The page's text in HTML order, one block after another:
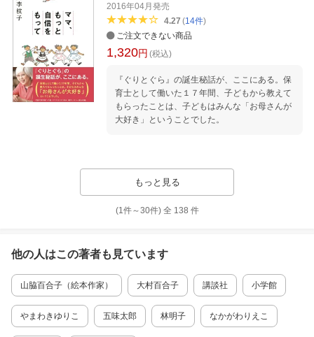
2016年04月発売
4.27 (14件)
ご注文できない商品
1,320円 (税込)
『ぐりとぐら』の誕生秘話が、ここにある。保
育士として働いた１７年間、子どもから教えて
もらったことは、子どもはみんな「お母さんが
大好き」ということでした。
もっと見る
(1件～30件)全 138 件
他の人はこの著者も見ています
山脇百合子（絵本作家） 大村百合子 講談社 小学館
やまわきゆりこ 五味太郎 林明子 なかがわりえこ